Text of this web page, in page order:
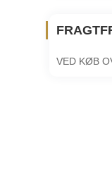
VED KØB